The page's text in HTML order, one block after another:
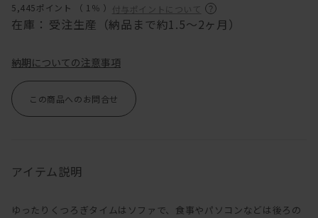
5,445ポイント （ 1％ ） 付与ポイントについて
在庫： 受注生産（納品まで約1.5～2ヶ月）
納期についての注意事項
この商品へのお問合せ
アイテム説明
ゆったりくつろぎタイムはソファで、食事やパソコンなどは後ろの